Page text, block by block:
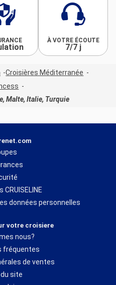
À VOTRE ÉCOUTE
7/7 j
Croisières Méditerranée
Malte, Italie, Turquie
CRUISELINE
données personnelles
votre croisiere
nous?
fréquentes
de ventes
du site